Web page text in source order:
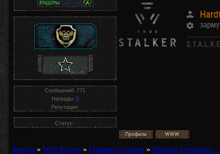
Сообщений: 771
Награды: 5
Репутация:
Статус:
Форум » Web Раздел » Графика сталкер » Иконки Отказано -